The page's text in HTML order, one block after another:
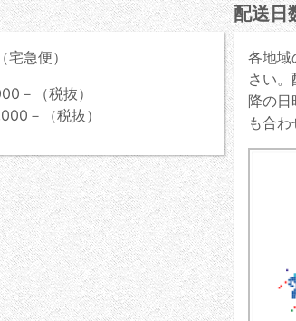
急便）
－（税抜）
－（税抜）
配送日
各地域
さい
降の
も合